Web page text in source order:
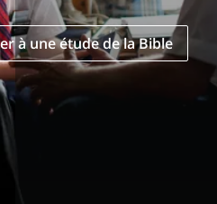
à une étude de la Bible